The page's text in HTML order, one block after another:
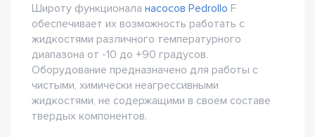
Широту функционала насосов Pedrollo F
обеспечивает их возможность работать с
жидкостями различного температурного
диапазона от -10 до +90 градусов.
Оборудование предназначено для работы с
чистыми, химически неагрессивными
жидкостями, не содержащими в своем составе
твердых компонентов.